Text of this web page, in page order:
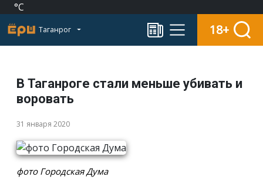
°C
Таганрог 18+
В Таганроге стали меньше убивать и
воровать
31 января 2020
фото Городская Дума